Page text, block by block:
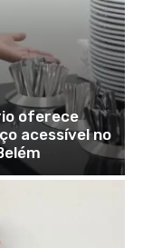
oferece
acessível no